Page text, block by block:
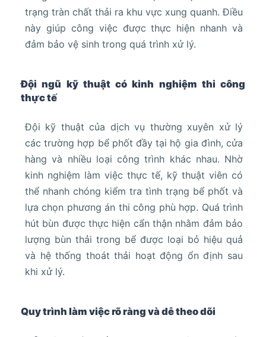
trạng tràn chất thải ra khu vực xung quanh. Điều
này giúp công việc được thực hiện nhanh và
đảm bảo vệ sinh trong quá trình xử lý.
Đội ngũ kỹ thuật có kinh nghiệm thi công
thực tế
Đội kỹ thuật của dịch vụ thường xuyên xử lý
các trường hợp bể phốt đầy tại hộ gia đình, cửa
hàng và nhiều loại công trình khác nhau. Nhờ
kinh nghiệm làm việc thực tế, kỹ thuật viên có
thể nhanh chóng kiểm tra tình trạng bể phốt và
lựa chọn phương án thi công phù hợp. Quá trình
hút bùn được thực hiện cẩn thận nhằm đảm bảo
lượng bùn thải trong bể được loại bỏ hiệu quả
và hệ thống thoát thải hoạt động ổn định sau
khi xử lý.
Quy trình làm việc rõ ràng và dễ theo dõi